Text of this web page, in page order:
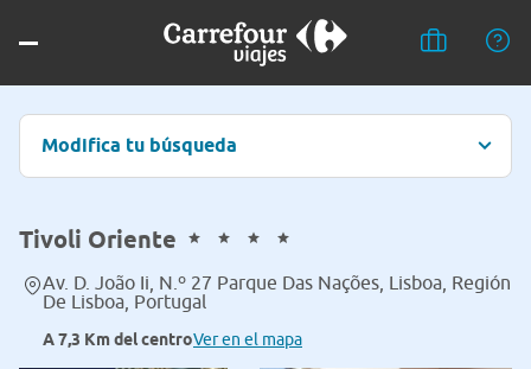
Modifica tu búsqueda
Tivoli Oriente
Av. D. João Ii, N.º 27 Parque Das Nações, Lisboa, Región
De Lisboa, Portugal
A 7,3 Km del centroVer en el mapa